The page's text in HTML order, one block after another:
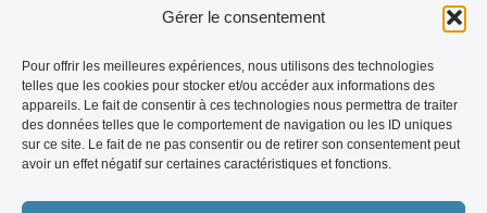
Gérer le consentement
Pour offrir les meilleures expériences, nous utilisons des technologies
telles que les cookies pour stocker et/ou accéder aux informations des
appareils. Le fait de consentir à ces technologies nous permettra de traiter
des données telles que le comportement de navigation ou les ID uniques
sur ce site. Le fait de ne pas consentir ou de retirer son consentement peut
avoir un effet négatif sur certaines caractéristiques et fonctions.
compression de la veine cave). Consulte
absolument ton médecin ou une prof de yoga
prénatal.
Q: Quelle est la différence entre le pont et la